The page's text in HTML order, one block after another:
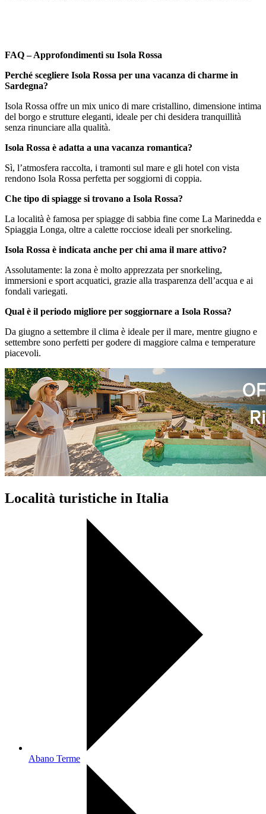
FAQ – Approfondimenti su Isola Rossa
Perché scegliere Isola Rossa per una vacanza di charme in
Sardegna?
Isola Rossa offre un mix unico di mare cristallino, dimensione intima
del borgo e strutture eleganti, ideale per chi desidera tranquillità
senza rinunciare alla qualità.
Isola Rossa è adatta a una vacanza romantica?
Sì, l’atmosfera raccolta, i tramonti sul mare e gli hotel con vista
rendono Isola Rossa perfetta per soggiorni di coppia.
Che tipo di spiagge si trovano a Isola Rossa?
La località è famosa per spiagge di sabbia fine come La Marinedda e
Spiaggia Longa, oltre a calette rocciose ideali per snorkeling.
Isola Rossa è indicata anche per chi ama il mare attivo?
Assolutamente: la zona è molto apprezzata per snorkeling,
immersioni e sport acquatici, grazie alla trasparenza dell’acqua e ai
fondali variegati.
Qual è il periodo migliore per soggiornare a Isola Rossa?
Da giugno a settembre il clima è ideale per il mare, mentre giugno e
settembre sono perfetti per godere di maggiore calma e temperature
piacevoli.
Località turistiche in Italia
Abano Terme